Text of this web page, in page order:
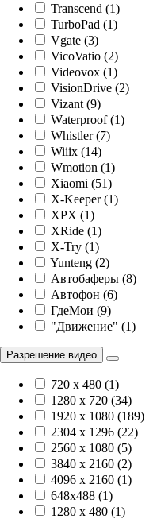
Transcend (1)
TurboPad (1)
Vgate (3)
VicoVatio (2)
Videovox (1)
VisionDrive (2)
Vizant (9)
Waterproof (1)
Whistler (7)
Wiiix (14)
Wmotion (1)
Xiaomi (51)
X-Keeper (1)
XPX (1)
XRide (1)
X-Try (1)
Yunteng (2)
Автобаферы (8)
Автофон (6)
ГдеМои (9)
"Движение" (1)
Разрешение видео
720 x 480 (1)
1280 x 720 (34)
1920 х 1080 (189)
2304 x 1296 (22)
2560 x 1080 (5)
3840 х 2160 (2)
4096 х 2160 (1)
648x488 (1)
1280 x 480 (1)